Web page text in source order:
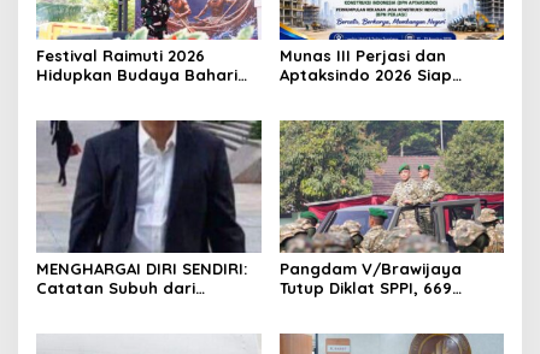
Festival Raimuti 2026
Hidupkan Budaya Bahari
Munas III Perjasi dan
Aptaksindo 2026 Siap
MENGHARGAI DIRI SENDIRI:
Catatan Subuh dari
Pangdam V/Brawijaya
Tutup Diklat SPPI, 669